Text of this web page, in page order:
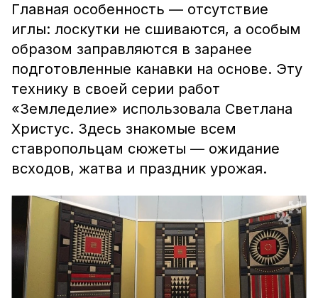
Главная особенность — отсутствие
иглы: лоскутки не сшиваются, а особым
образом заправляются в заранее
подготовленные канавки на основе. Эту
технику в своей серии работ
«Земледелие» использовала Светлана
Христус. Здесь знакомые всем
ставропольцам сюжеты — ожидание
всходов, жатва и праздник урожая.